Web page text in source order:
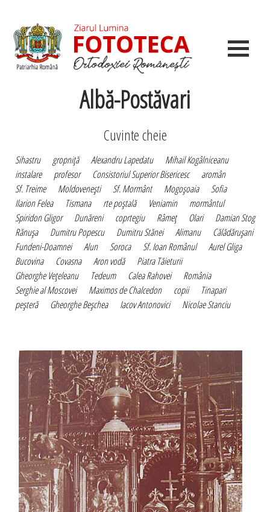
Albă-Postăvari
Cuvinte cheie
Sihastru gropniţă Alexandru Lapedatu
Mihail Kogâlniceanu
instalare
profesor Consistoriul Superior Bisericesc
aromân
Sf. Treime
Moldoveneşti Sf. Mormânt Mogoşoaia
Sofia
Ilarion Felea
Tismana rte poştală Veniamin
mormântul
Spiridon Gligor
Dunăreni coprtegiu Râmeţ Olari
Damian Stog
Rănuşa
Dumitru Popescu Dumitru Stănei Alimanu
Călădăruşani
Fundeni-Doamnei
Alun Soroca Sf. Ioan Românul
Aurel Gliga
Bucovina
Covasna Aron vodă
Piatra Tăieturii
Gheorghe Veţeleanu
Tedeum Calea Rahovei
România
Serghie al Moscovei
Maximos de Chalcedon copii
Tinapari
peşteră
Gheorghe Beşchea Iacov Antonovici Nicolae Stanciu